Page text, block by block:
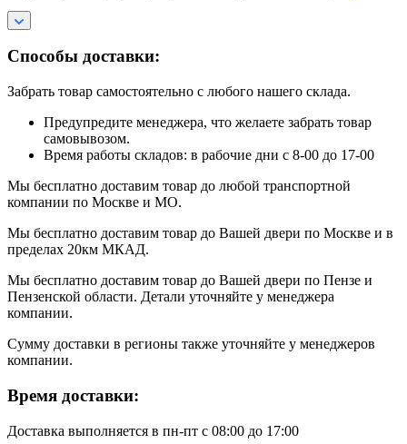
Способы доставки:
Забрать товар самостоятельно с любого нашего склада.
Предупредите менеджера, что желаете забрать товар
самовывозом.
Время работы складов: в рабочие дни с 8-00 до 17-00
Мы бесплатно доставим товар до любой транспортной
компании по Москве и МО.
Мы бесплатно доставим товар до Вашей двери по Москве и в
пределах 20км МКАД.
Мы бесплатно доставим товар до Вашей двери по Пензе и
Пензенской области. Детали уточняйте у менеджера
компании.
Сумму доставки в регионы также уточняйте у менеджеров
компании.
Время доставки:
Доставка выполняется в пн-пт с 08:00 до 17:00